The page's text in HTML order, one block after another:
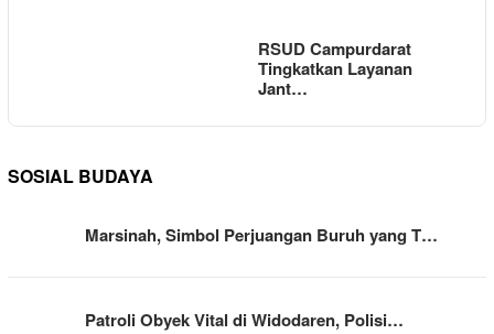
RSUD Campurdarat
Tingkatkan Layanan
Jant…
SOSIAL BUDAYA
Marsinah, Simbol Perjuangan Buruh yang T…
Patroli Obyek Vital di Widodaren, Polisi…